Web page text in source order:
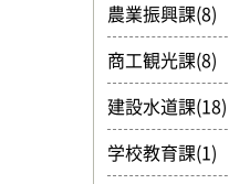
農業振興課(8)
商工観光課(8)
建設水道課(18)
学校教育課(1)